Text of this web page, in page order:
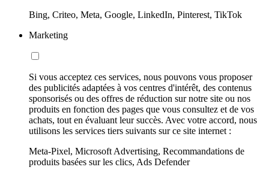
Bing, Criteo, Meta, Google, LinkedIn, Pinterest, TikTok
Marketing
Si vous acceptez ces services, nous pouvons vous proposer
des publicités adaptées à vos centres d'intérêt, des contenus
sponsorisés ou des offres de réduction sur notre site ou nos
produits en fonction des pages que vous consultez et de vos
achats, tout en évaluant leur succès. Avec votre accord, nous
utilisons les services tiers suivants sur ce site internet :
Meta-Pixel, Microsoft Advertising, Recommandations de
produits basées sur les clics, Ads Defender